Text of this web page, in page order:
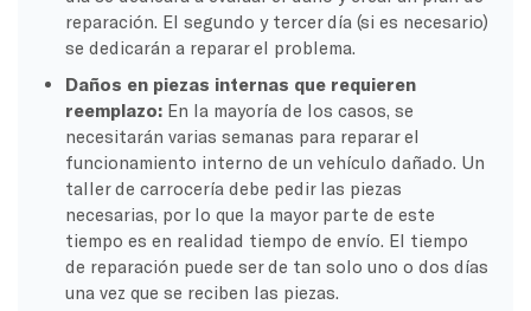
reparación. El segundo y tercer día (si es necesario)
se dedicarán a reparar el problema.
Daños en piezas internas que requieren
reemplazo: En la mayoría de los casos, se
necesitarán varias semanas para reparar el
funcionamiento interno de un vehículo dañado. Un
taller de carrocería debe pedir las piezas
necesarias, por lo que la mayor parte de este
tiempo es en realidad tiempo de envío. El tiempo
de reparación puede ser de tan solo uno o dos días
una vez que se reciben las piezas.